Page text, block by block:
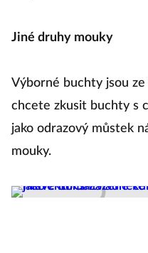
Jiné druhy mouky
Výborné buchty jsou ze
chcete zkusit buchty s
jako odrazový můstek
mouky.